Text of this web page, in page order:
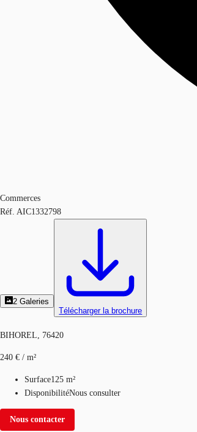
Commerces
Réf. AIC1332798
2 Galeries
Télécharger la brochure
BIHOREL, 76420
240 € / m²
Surface125 m²
DisponibilitéNous consulter
Nous contacter